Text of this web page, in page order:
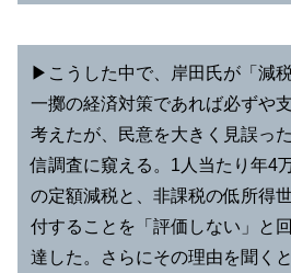
▶︎こうした中で、岸田氏が「減
一擲の経済対策であれば必ずや
考えたが、民意を大きく見誤っ
信調査に窺える。1人当たり年4
の定額減税と、非課税の低所得
付することを「評価しない」と
達した。さらにその理由を聞く